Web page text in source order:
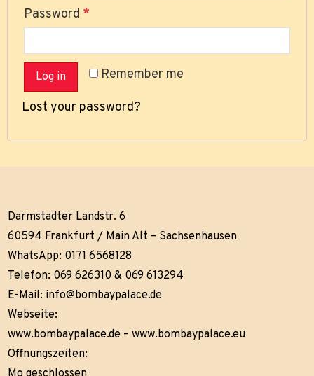
Password *
Remember me
Log in
Lost your password?
Darmstadter Landstr. 6
60594 Frankfurt / Main Alt – Sachsenhausen
WhatsApp: 0171 6568128
Telefon: 069 626310 & 069 613294
E-Mail: info@bombaypalace.de
Webseite:
www.bombaypalace.de – www.bombaypalace.eu
Öffnungszeiten: